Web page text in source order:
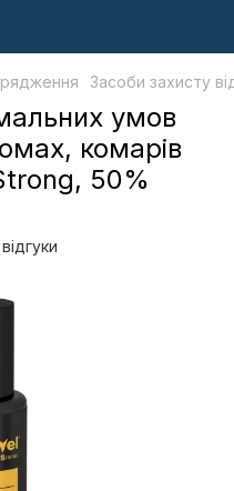
Засоби захисту
умов
комарів
50%